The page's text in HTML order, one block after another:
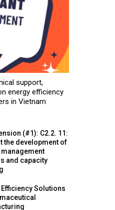
support,
energy efficiency
in Vietnam
(#1): C2.2. 11:
the development of
and capacity
Efficiency Solutions